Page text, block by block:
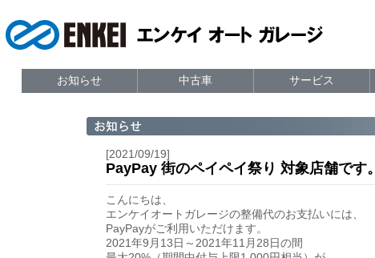
お知らせ 中古車 サービス
[2021/09/19]
PayPay 街のペイペイ祭り 対象店舗です。
こんにちは、
エンケイオートガレージの整備代のお支払いには、
PayPayがご利用いただけます。
2021年9月13日～2021年11月28日の間